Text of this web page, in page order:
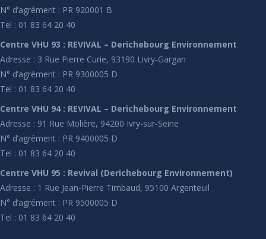
N° d’agrément : PR 920001 B
Tel : 01 83 64 20 40
Centre VHU 93 : REVIVAL – Derichebourg Environnement
Adresse : 3 Rue Pierre Curie, 93190 Livry-Gargan
N° d’agrément : PR 9300005 D
Tel : 01 83 64 20 40
Centre VHU 94 : REVIVAL – Derichebourg Environnement
Adresse : 91 Rue Molière, 94200 Ivry-sur-Seine
N° d’agrément : PR 9400005 D
Tel : 01 83 64 20 40
Centre VHU 95 : Revival (Derichebourg Environnement)
Adresse : 1 Rue Jean-Pierre Timbaud, 95100 Argenteuil
N° d’agrément : PR 9500005 D
Tel : 01 83 64 20 40